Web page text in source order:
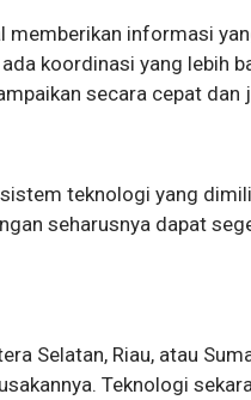
memberikan informasi
koordinasi yang lebih
secara cepat dan
teknologi yang
seharusnya dapat
Selatan, Riau, atau
Teknologi